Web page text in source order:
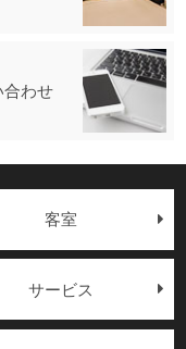
合わせ
客室
サービス